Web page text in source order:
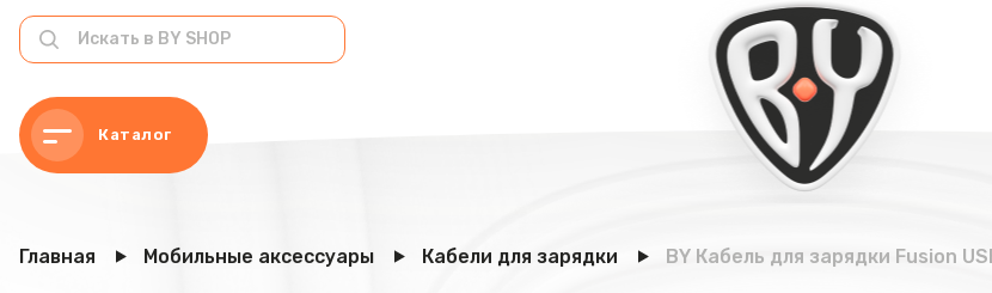
Каталог
Главная Мобильные аксессуары Кабели для зарядки BY Кабель для зарядки Fusion